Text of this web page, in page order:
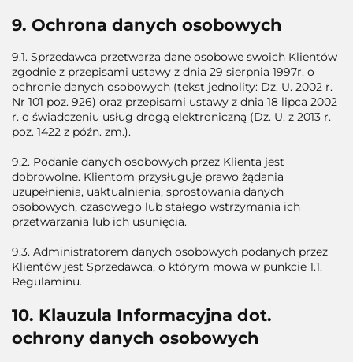
9. Ochrona danych osobowych
9.1. Sprzedawca przetwarza dane osobowe swoich Klientów
zgodnie z przepisami ustawy z dnia 29 sierpnia 1997r. o
ochronie danych osobowych (tekst jednolity: Dz. U. 2002 r.
Nr 101 poz. 926) oraz przepisami ustawy z dnia 18 lipca 2002
r. o świadczeniu usług drogą elektroniczną (Dz. U. z 2013 r.
poz. 1422 z późn. zm.).
9.2. Podanie danych osobowych przez Klienta jest
dobrowolne. Klientom przysługuje prawo żądania
uzupełnienia, uaktualnienia, sprostowania danych
osobowych, czasowego lub stałego wstrzymania ich
przetwarzania lub ich usunięcia.
9.3. Administratorem danych osobowych podanych przez
Klientów jest Sprzedawca, o którym mowa w punkcie 1.1.
Regulaminu.
10. Klauzula Informacyjna dot.
ochrony danych osobowych